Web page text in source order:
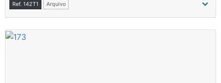
Ref. 142T1 Arquivo